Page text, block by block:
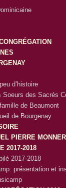
d’histoire
Soeurs des Sacrés
de Beaumont
de Bourgenay
PIERRE
2017-2018
2017-2018
présentation et